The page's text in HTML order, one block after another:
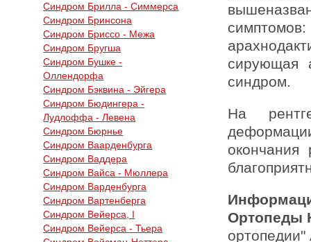
Синдром Брилла - Симмерса
Синдром Бринсона
Синдром Бриссо - Межа
Синдром Бругша
Синдром Бушке -
Оллендорфа
Синдром Бэквина - Эйгера
Синдром Бюдингера -
Лудлоффа - Левена
Синдром Бюрнье
Синдром Ваарденбурга
Синдром Ваддера
Синдром Вайса - Мюллера
Синдром Варденбурга
Синдром Вартенберга
Синдром Вейерса, I
Синдром Вейерса - Тьера
сирующая
синдром.
На
окончания
Ортопеды